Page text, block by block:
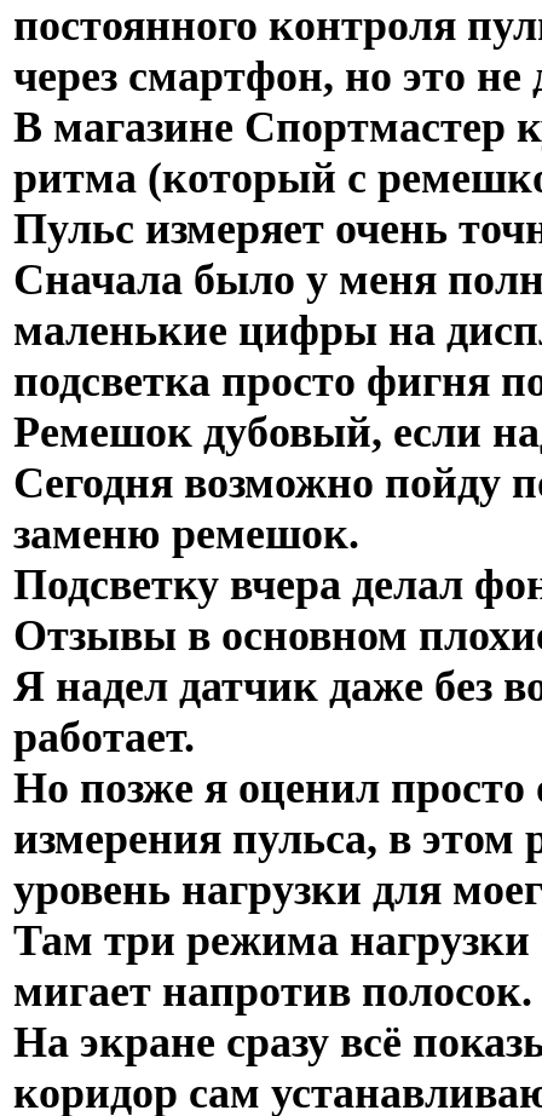
постоянного контроля
через смартфон, но это не
В магазине Спортмастер
ритма (который с
Пульс измеряет очень
Сначала было у меня
маленькие цифры на
подсветка просто фигня
Ремешок дубовый, если
Сегодня возможно пойду
заменю ремешок.
Подсветку вчера делал
Отзывы в основном
Я надел датчик даже без
работает.
Но позже я оценил
измерения пульса, в этом
уровень нагрузки для
Там три режима нагрузки
мигает напротив полосок.
На экране сразу всё
коридор сам